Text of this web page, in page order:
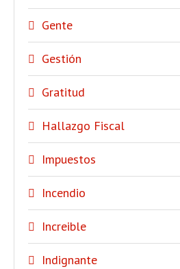
Gente
Gestión
Gratitud
Hallazgo Fiscal
Impuestos
Incendio
Increible
Indignante